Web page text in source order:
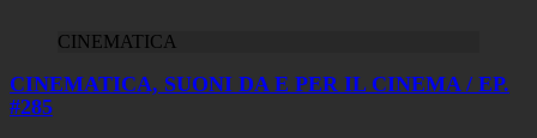
CINEMATICA
CINEMATICA, SUONI DA E PER IL CINEMA / EP.
#285